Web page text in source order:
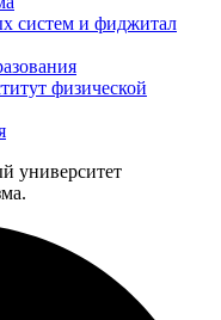
систем и фиджитал
физической
университет